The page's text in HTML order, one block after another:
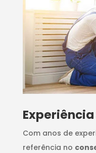
Com anos de
referência no